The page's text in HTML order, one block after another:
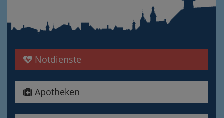
Notdienste
Apotheken